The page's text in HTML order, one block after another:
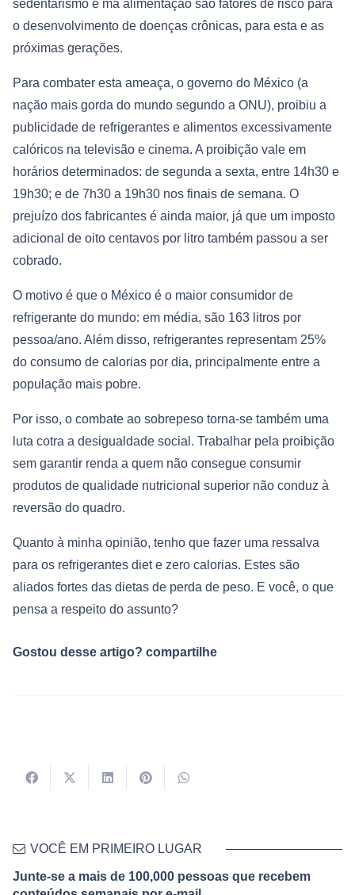
sedentarismo e má alimentação são fatores de risco para
o desenvolvimento de doenças crônicas, para esta e as
próximas gerações.
Para combater esta ameaça, o governo do México (a
nação mais gorda do mundo segundo a ONU), proibiu a
publicidade de refrigerantes e alimentos excessivamente
calóricos na televisão e cinema. A proibição vale em
horários determinados: de segunda a sexta, entre 14h30 e
19h30; e de 7h30 a 19h30 nos finais de semana. O
prejuízo dos fabricantes é ainda maior, já que um imposto
adicional de oito centavos por litro também passou a ser
cobrado.
O motivo é que o México é o maior consumidor de
refrigerante do mundo: em média, são 163 litros por
pessoa/ano. Além disso, refrigerantes representam 25%
do consumo de calorias por dia, principalmente entre a
população mais pobre.
Por isso, o combate ao sobrepeso torna-se também uma
luta cotra a desigualdade social. Trabalhar pela proibição
sem garantir renda a quem não consegue consumir
produtos de qualidade nutricional superior não conduz à
reversão do quadro.
Quanto à minha opinião, tenho que fazer uma ressalva
para os refrigerantes diet e zero calorias. Estes são
aliados fortes das dietas de perda de peso. E você, o que
pensa a respeito do assunto?
Gostou desse artigo? compartilhe
VOCÊ EM PRIMEIRO LUGAR
Junte-se a mais de 100,000 pessoas que recebem